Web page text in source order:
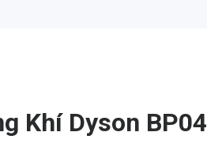
Khí Dyson BP04